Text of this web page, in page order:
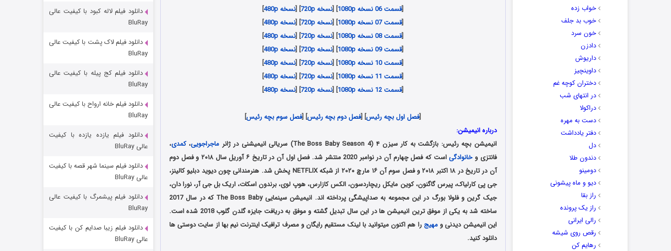
خواب زده
خوب بد جلف
خون سرد
دادزن
داریوش
داوینچیز
دختران کوچه غم
در انتهای شب
دراکولا
دست به مهره
دفتر یادداشت
دل
دندون طلا
دومینو
دیو و ماه پیشونی
راز بقا
راز یک پرونده
رالی ایرانی
رقص روی شیشه
رهایم کن
[قسمت 06 نسخه 1080p ] [نسخه 720p ] [نسخه 480p
]
[قسمت 07 نسخه 1080p ] [نسخه 720p ] [نسخه 480p
]
[قسمت 08 نسخه 1080p ] [نسخه 720p ] [نسخه 480p
]
[قسمت 09 نسخه 1080p ] [نسخه 720p ] [نسخه 480p
]
[قسمت 10 نسخه 1080p ] [نسخه 720p ] [نسخه 480p
]
[قسمت 11 نسخه 1080p ] [نسخه 720p ] [نسخه 480p
]
[قسمت 12 نسخه 1080p ] [نسخه 720p ] [نسخه 480p ]
[فصل اول بچه رئیس] [فصل دوم بچه رئیس] [فصل سوم بچه رئیس]
درباره انیمیشن:
انیمیشن بچه رئیس: بازگشت به کار سیزن ۴ (The Boss Baby Season 4) سریالی انیمیشنی در ژانر
ماجراجویی،کمدی،
فانتزی وخانوادگی
است که فصل چهارم آن در نوامبر 2020 منتشر شد. فصل اول آن در تاریخ ۶ آوریل سال ۲۰۱۸ و فصل دوم
آن در تاریخ در ۱۸ اکتبر ۲۰۱۸ و فصل سوم آن ۱۶ مارچ ۲۰۲۰ از شبکه NETFLIX پخش شد. هنرمندانی چون دیوید دبلیو کالینز،
جی پی کارلیاک، پیرس گاگنون، کوین مایکل ریچاردسون، الکس کازارس، هوپ لوی، برندون اسکات، اریک بل جی آر، نورا دان،
جیک گرین و فلولا بورگ در این مجموعه به صداپیشگی پرداخته اند. انیمیشن سینمایی The Boss Baby که در سال 2017
ساخته شد به یکی از موفق ترین انیمیشن ها در این سال تبدیل گشته و موفق به دریافت جایزه گلدن گلوب 2018 شده است.
این انیمیشن دیدنی ومهیج را هم اکنون میتوانید با لینک مستقیم رایگان و مصرف ترافیک اینترنت نیم بها از سایت دوستی ها
دانلود کنید.
شوگر فصل ۲
خاندان اژدها فصل ۳
دانلود فیلم لاله کبود با کیفیت عالی
BluRay
دانلود فیلم لاک پشت با کیفیت عالی
BluRay
دانلود فیلم کج‌ پیله با کیفیت عالی
BluRay
دانلود فیلم خانه ارواح با کیفیت عالی
BluRay
دانلود فیلم یازده یازده با کیفیت
عالی BluRay
دانلود فیلم سینما شهر قصه با کیفیت
عالی BluRay
دانلود فیلم پیشمرگ با کیفیت عالی
BluRay
دانلود فیلم زیبا صدایم کن با کیفیت
عالی BluRay